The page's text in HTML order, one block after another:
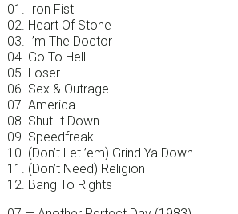
01. Iron Fist
02. Heart Of Stone
03. I’m The Doctor
04. Go To Hell
05. Loser
06. Sex & Outrage
07. America
08. Shut It Down
09. Speedfreak
10. (Don’t Let ’em) Grind Ya Down
11. (Don’t Need) Religion
12. Bang To Rights